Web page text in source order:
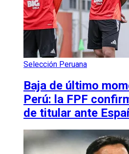
Selección Peruana
Baja de último
Perú: la FPF
de titular ante